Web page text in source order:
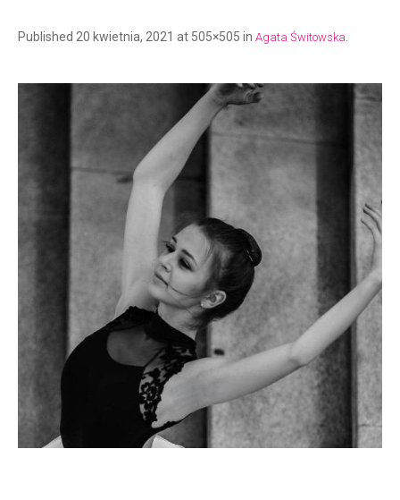
Published 20 kwietnia, 2021 at 505×505 in Agata Świtowska